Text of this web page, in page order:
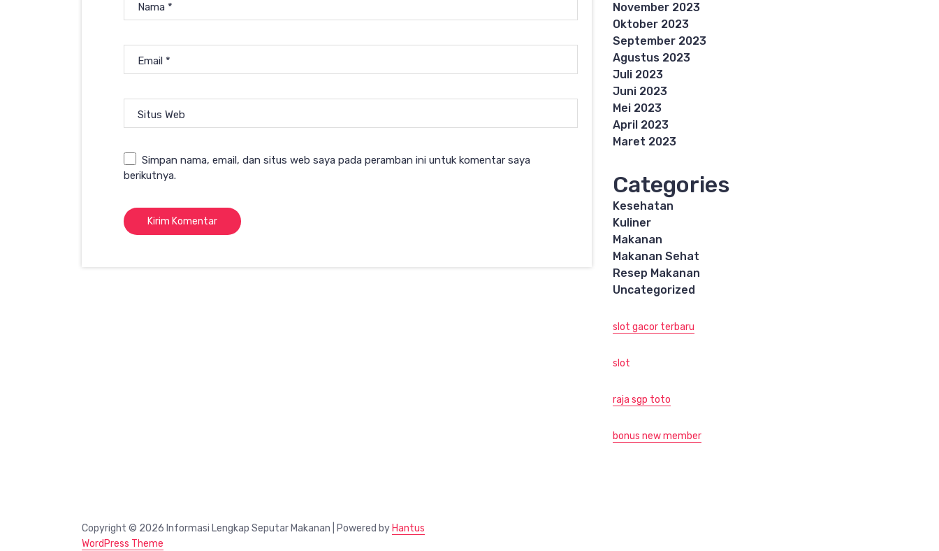
Nama *
Email *
Situs Web
Simpan nama, email, dan situs web saya pada peramban ini untuk komentar saya
berikutnya.
November 2023
Oktober 2023
September 2023
Agustus 2023
Juli 2023
Juni 2023
Mei 2023
April 2023
Maret 2023
Categories
Kesehatan
Kuliner
Makanan
Makanan Sehat
Resep Makanan
Uncategorized
slot gacor terbaru
slot
raja sgp toto
bonus new member
Copyright © 2026 Informasi Lengkap Seputar Makanan | Powered by Hantus
WordPress Theme